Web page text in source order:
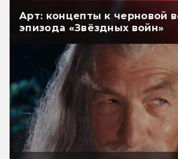
Арт: концепты к черновой
эпизода «Звёздных войн»